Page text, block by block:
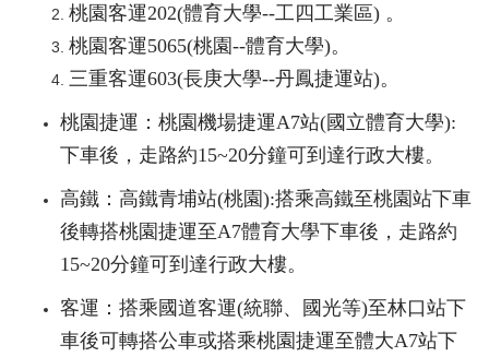
桃園客運202(體育大學--工四工業區) 。
桃園客運5065(桃園--體育大學)。
三重客運603(長庚大學--丹鳳捷運站)。
桃園捷運：桃園機場捷運A7站(國立體育大學):
下車後，走路約15~20分鐘可到達行政大樓。
高鐵：高鐵青埔站(桃園):搭乘高鐵至桃園站下車
後轉搭桃園捷運至A7體育大學下車後，走路約
15~20分鐘可到達行政大樓。
客運：搭乘國道客運(統聯、國光等)至林口站下
車後可轉搭公車或搭乘桃園捷運至體大A7站下